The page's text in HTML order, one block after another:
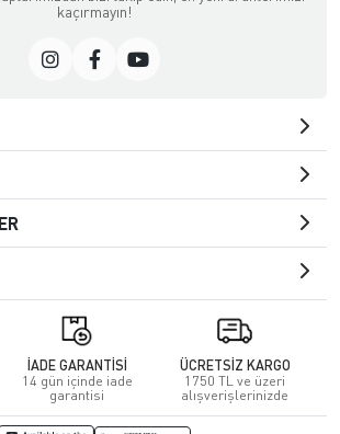
kaçırmayın!
İADE GARANTİSİ
14 gün içinde iade
garantisi
ÜCRETSİZ KARGO
1750 TL ve üzeri
alışverişlerinizde